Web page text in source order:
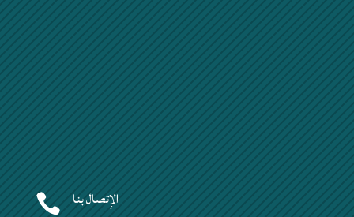
 الإتصال بنا